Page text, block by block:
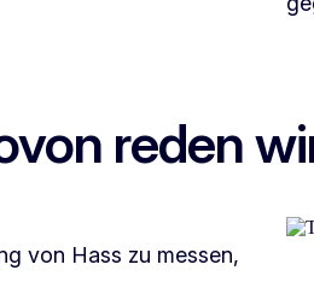
reden
von Hass zu messen,